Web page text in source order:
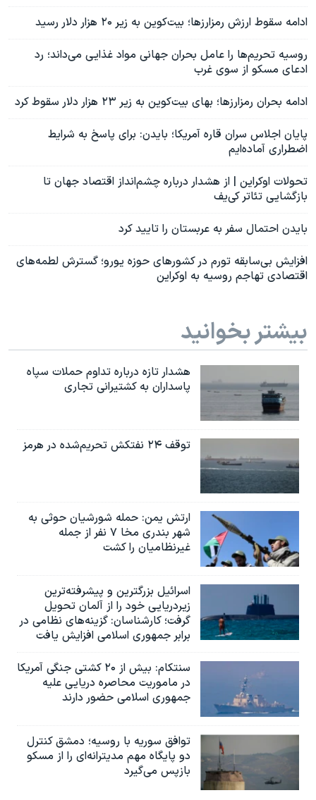
ادامه سقوط ارزش رمزارزها؛ بیت‌کوین به زیر ۲۰ هزار دلار رسید
روسیه تحریم‌ها را عامل بحران جهانی مواد غذایی می‌داند؛ رد
ادعای مسکو از سوی غرب
ادامه بحران رمزارزها؛ بهای بیت‌کوین به زیر ۲۳ هزار دلار سقوط کرد
پایان اجلاس سران قاره آمریکا؛ بایدن: برای پاسخ به شرایط
اضطراری آماده‌ایم
تحولات اوکراین | از هشدار درباره چشم‌انداز اقتصاد جهان تا
بازگشایی تئاتر کی‌یف
بایدن احتمال سفر به عربستان را تایید کرد
افزایش بی‌سابقه تورم در کشورهای حوزه یورو؛ گسترش لطمه‌های
اقتصادی تهاجم روسیه به اوکراین
بیشتر بخوانید
هشدار تازه درباره تداوم حملات سپاه
پاسداران به کشتیرانی تجاری
توقف ۲۴ نفتکش تحریم‌شده در هرمز
ارتش یمن: حمله شورشیان حوثی به
شهر بندری مخا ۷ نفر از جمله
غیرنظامیان را کشت
اسرائيل بزرگترین و پیشرفته‌ترین
زیردریایی خود را از آلمان تحویل
گرفت؛ کارشناسان: گزینه‌های نظامی در
برابر جمهوری اسلامی افزایش یافت
سنتکام: بیش از ۲۰ کشتی جنگی آمریکا
در ماموریت محاصره دریایی علیه
جمهوری اسلامی حضور دارند
توافق سوریه با روسیه؛ دمشق کنترل
دو پایگاه مهم مدیترانه‌ای را از مسکو
بازپس می‌گیرد